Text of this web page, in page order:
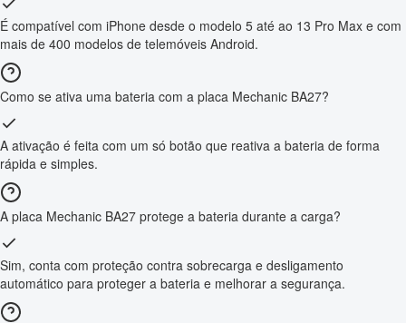
É compatível com iPhone desde o modelo 5 até ao 13 Pro Max e com
mais de 400 modelos de telemóveis Android.
Como se ativa uma bateria com a placa Mechanic BA27?
A ativação é feita com um só botão que reativa a bateria de forma
rápida e simples.
A placa Mechanic BA27 protege a bateria durante a carga?
Sim, conta com proteção contra sobrecarga e desligamento
automático para proteger a bateria e melhorar a segurança.